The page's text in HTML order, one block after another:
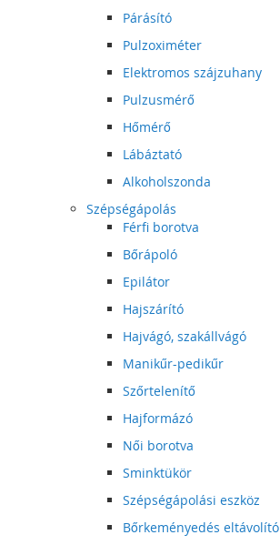
Párásító
Pulzoximéter
Elektromos szájzuhany
Pulzusmérő
Hőmérő
Lábáztató
Alkoholszonda
Szépségápolás
Férfi borotva
Bőrápoló
Epilátor
Hajszárító
Hajvágó, szakállvágó
Manikűr-pedikűr
Szőrtelenítő
Hajformázó
Női borotva
Sminktükör
Szépségápolási eszköz
Bőrkeményedés eltávolító